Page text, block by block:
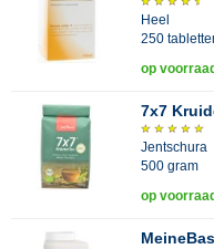
Heel
250
op voorraad
7x7
Jentschura
500 gram
op voorraad